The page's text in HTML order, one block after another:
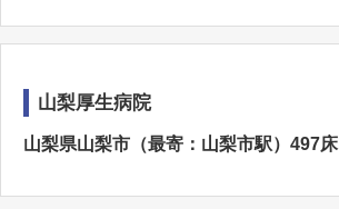
山梨厚生病院
山梨県山梨市（最寄：山梨市駅）497床